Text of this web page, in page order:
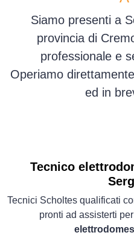
Siamo presenti a
provincia di
professionale e
Operiamo
ed in
Tecnico
Tecnici Scholtes qualificati
pronti ad assisterti